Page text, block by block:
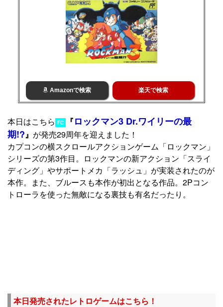
Amazonで検索 楽天で検索
本日はこちら FC 『ロックマン3 Dr.ワイリーの最
期!? 』 が発売29周年を迎えました！
カプコンの横スクロールアクションゲーム「ロックマン」
シリーズの第3作目。ロックマンの新アクション「スライ
ディング」やサポートメカ「ラッシュ」が実装されたのが
本作。また、ブルースも本作が初出となる作品。2Pコン
トローラを使った無敵になる裏技も有名だったり。
本日発売されたレトロゲームはこちら！